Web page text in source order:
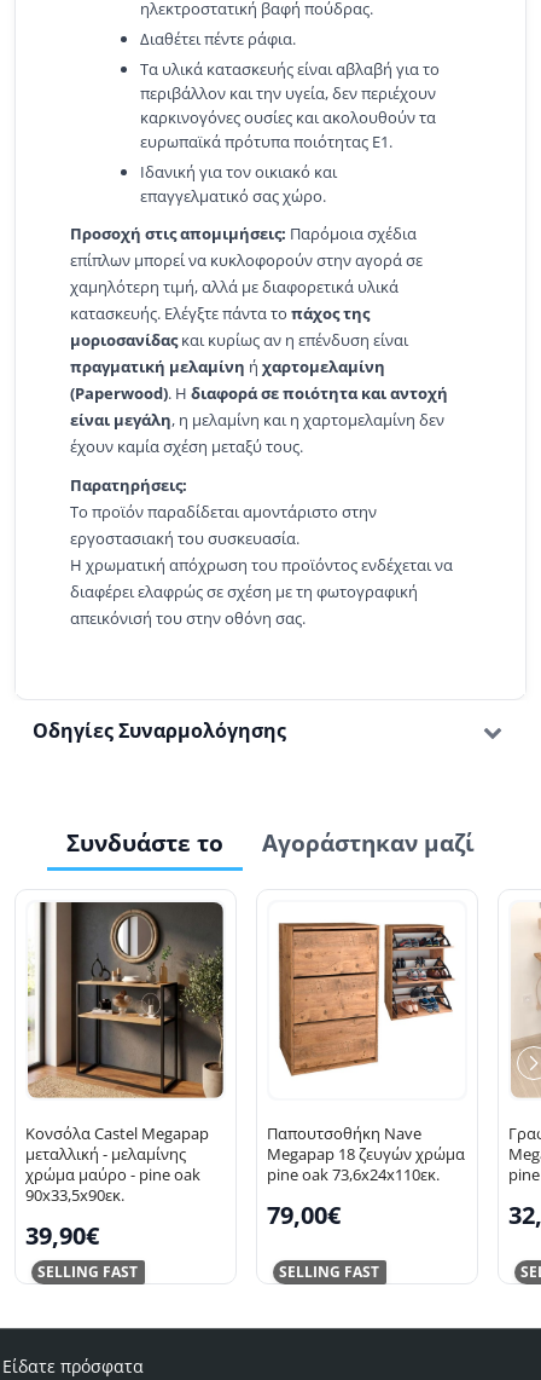
ηλεκτροστατική βαφή πούδρας.
Διαθέτει πέντε ράφια.
Τα υλικά κατασκευής είναι αβλαβή για το
περιβάλλον και την υγεία, δεν περιέχουν
καρκινογόνες ουσίες και ακολουθούν τα
ευρωπαϊκά πρότυπα ποιότητας Ε1.
Ιδανική για τον οικιακό και
επαγγελματικό σας χώρο.
Προσοχή στις απομιμήσεις: Παρόμοια σχέδια
επίπλων μπορεί να κυκλοφορούν στην αγορά σε
χαμηλότερη τιμή, αλλά με διαφορετικά υλικά
κατασκευής. Ελέγξτε πάντα το πάχος της
μοριοσανίδαςκαι κυρίως αν η επένδυση είναι
πραγματική μελαμίνη ή χαρτομελαμίνη
(Paperwood). Η διαφορά σε ποιότητα και αντοχή
είναι μεγάλη, η μελαμίνη και η χαρτομελαμίνη δεν
έχουν καμία σχέση μεταξύ τους.
Παρατηρήσεις:
Το προϊόν παραδίδεται αμοντάριστο στην
εργοστασιακή του συσκευασία.
Η χρωματική απόχρωση του προϊόντος ενδέχεται να
διαφέρει ελαφρώς σε σχέση με τη φωτογραφική
απεικόνισή του στην οθόνη σας.
Οδηγίες Συναρμολόγησης
Συνδυάστε το Αγοράστηκαν μαζί
SELLING FAST
Κονσόλα Castel Megapap
μεταλλική - μελαμίνης
χρώμα μαύρο - pine oak
90x33,5x90εκ.
39,90€
SELLING FAST
Παπουτσοθήκη Nave
Megapap 18 ζευγών χρώμα
pine oak 73,6x24x110εκ.
79,00€
Είδατε πρόσφατα